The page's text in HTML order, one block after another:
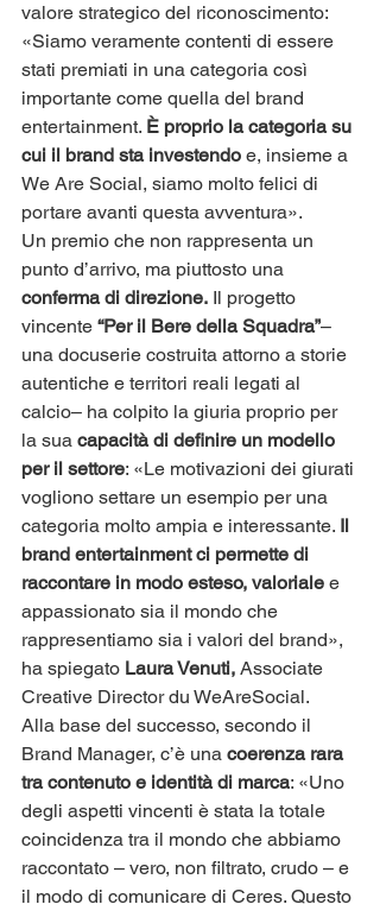
valore strategico del riconoscimento:
«Siamo veramente contenti di essere
stati premiati in una categoria così
importante come quella del brand
entertainment. È proprio la categoria su
cui il brand sta investendo e, insieme a
We Are Social, siamo molto felici di
portare avanti questa avventura».
Un premio che non rappresenta un
punto d’arrivo, ma piuttosto una
conferma di direzione. Il progetto
vincente “Per il Bere della Squadra”–
una docuserie costruita attorno a storie
autentiche e territori reali legati al
calcio– ha colpito la giuria proprio per
la sua capacità di definire un modello
per il settore: «Le motivazioni dei giurati
vogliono settare un esempio per una
categoria molto ampia e interessante. Il
brand entertainment ci permette di
raccontare in modo esteso, valoriale e
appassionato sia il mondo che
rappresentiamo sia i valori del brand»,
ha spiegato Laura Venuti, Associate
Creative Director du WeAreSocial.
Alla base del successo, secondo il
Brand Manager, c’è una coerenza rara
tra contenuto e identità di marca: «Uno
degli aspetti vincenti è stata la totale
coincidenza tra il mondo che abbiamo
raccontato – vero, non filtrato, crudo – e
il modo di comunicare di Ceres. Questo